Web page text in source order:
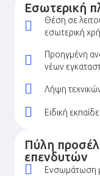
Εσωτερική
Θέση σε
εσωτερική
Προηγμένη
νέων
Λήψη
Ειδική
Πύλη
επενδυτών
Ενσωμάτωση